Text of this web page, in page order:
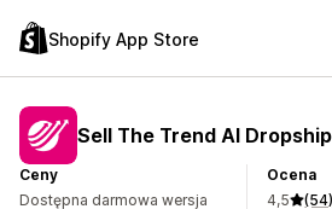
Shopify App Store
Sell The Trend AI
Ceny
Dostępna darmowa wersja
Ocena
4,5
(54)